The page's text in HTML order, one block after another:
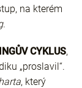
na kterém
.
CYKLUS,
„proslavil“.
, který